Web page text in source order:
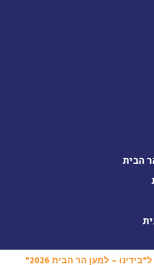
הבית
– למען הר הבית 2026"